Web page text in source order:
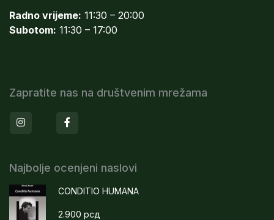
Radno vrijeme: 11:30 – 20:00
Subotom: 11:30 – 17:00
Zapratite nas na društvenim mrežama
Instagram
Najbolje ocenjeni naslovi
CONDITIO HUMANA
2.900 рсд